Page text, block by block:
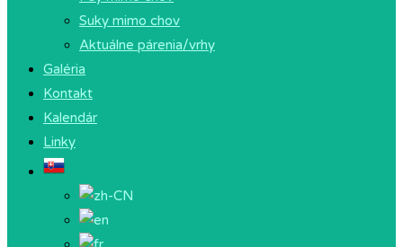
Suky mimo chov
Aktuálne párenia/vrhy
Galéria
Kontakt
Kalendár
Linky